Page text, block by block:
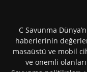
C Savunma
haberlerinin
masaüstü ve mobil
ve önemli